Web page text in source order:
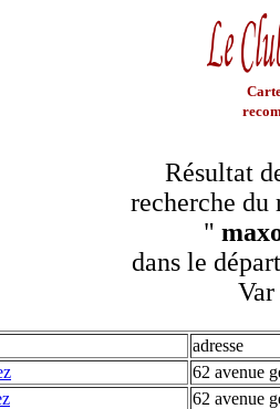
Résultat
recherche du
"
dans le
Var
adresse
62 avenue
62 avenue